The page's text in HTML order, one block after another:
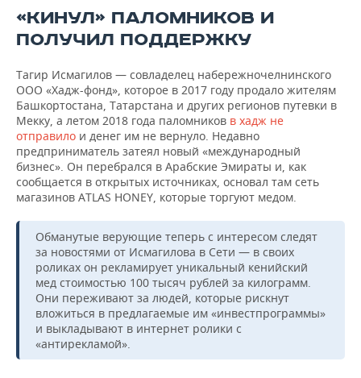
«КИНУЛ» ПАЛОМНИКОВ И
ПОЛУЧИЛ ПОДДЕРЖКУ
Тагир Исмагилов — совладелец набережночелнинского
ООО «Хадж-фонд», которое в 2017 году продало жителям
Башкортостана, Татарстана и других регионов путевки в
Мекку, а летом 2018 года паломников в хадж не
отправило и денег им не вернуло. Недавно
предприниматель затеял новый «международный
бизнес». Он перебрался в Арабские Эмираты и, как
сообщается в открытых источниках, основал там сеть
магазинов ATLAS HONEY, которые торгуют медом.
Обманутые верующие теперь с интересом следят
за новостями от Исмагилова в Сети — в своих
роликах он рекламирует уникальный кенийский
мед стоимостью 100 тысяч рублей за килограмм.
Они переживают за людей, которые рискнут
вложиться в предлагаемые им «инвестпрограммы»
и выкладывают в интернет ролики с
«антирекламой».